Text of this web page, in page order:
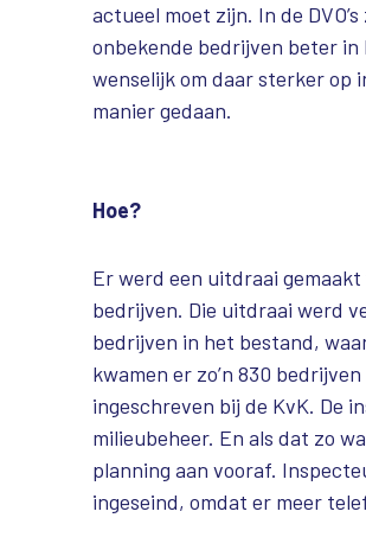
actueel moet zijn. In de
onbekende bedrijven beter in
wenselijk om daar sterker op
manier gedaan.
Hoe?
Er werd een uitdraai
bedrijven. Die uitdraai werd
bedrijven in het bestand,
kwamen er zo’n 830
ingeschreven bij de KvK. De
milieubeheer. En als dat zo
planning aan vooraf.
ingeseind, omdat er meer